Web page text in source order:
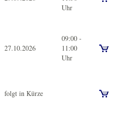
Uhr
27.10.2026
09:00 -
11:00
Uhr
folgt in Kürze